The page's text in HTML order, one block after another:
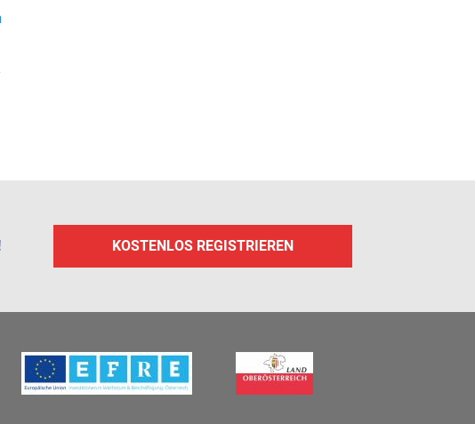
KOSTENLOS REGISTRIEREN